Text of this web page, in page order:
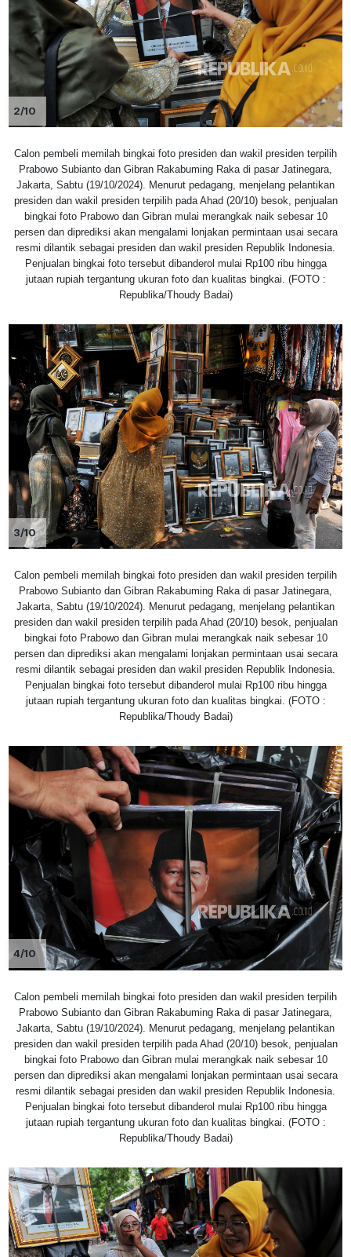
2/10
Calon pembeli memilah bingkai foto presiden dan wakil presiden terpilih
Prabowo Subianto dan Gibran Rakabuming Raka di pasar Jatinegara,
Jakarta, Sabtu (19/10/2024). Menurut pedagang, menjelang pelantikan
presiden dan wakil presiden terpilih pada Ahad (20/10) besok, penjualan
bingkai foto Prabowo dan Gibran mulai merangkak naik sebesar 10
persen dan diprediksi akan mengalami lonjakan permintaan usai secara
resmi dilantik sebagai presiden dan wakil presiden Republik Indonesia.
Penjualan bingkai foto tersebut dibanderol mulai Rp100 ribu hingga
jutaan rupiah tergantung ukuran foto dan kualitas bingkai. (FOTO :
Republika/Thoudy Badai)
3/10
Calon pembeli memilah bingkai foto presiden dan wakil presiden terpilih
Prabowo Subianto dan Gibran Rakabuming Raka di pasar Jatinegara,
Jakarta, Sabtu (19/10/2024). Menurut pedagang, menjelang pelantikan
presiden dan wakil presiden terpilih pada Ahad (20/10) besok, penjualan
bingkai foto Prabowo dan Gibran mulai merangkak naik sebesar 10
persen dan diprediksi akan mengalami lonjakan permintaan usai secara
resmi dilantik sebagai presiden dan wakil presiden Republik Indonesia.
Penjualan bingkai foto tersebut dibanderol mulai Rp100 ribu hingga
jutaan rupiah tergantung ukuran foto dan kualitas bingkai. (FOTO :
Republika/Thoudy Badai)
4/10
Calon pembeli memilah bingkai foto presiden dan wakil presiden terpilih
Prabowo Subianto dan Gibran Rakabuming Raka di pasar Jatinegara,
Jakarta, Sabtu (19/10/2024). Menurut pedagang, menjelang pelantikan
presiden dan wakil presiden terpilih pada Ahad (20/10) besok, penjualan
bingkai foto Prabowo dan Gibran mulai merangkak naik sebesar 10
persen dan diprediksi akan mengalami lonjakan permintaan usai secara
resmi dilantik sebagai presiden dan wakil presiden Republik Indonesia.
Penjualan bingkai foto tersebut dibanderol mulai Rp100 ribu hingga
jutaan rupiah tergantung ukuran foto dan kualitas bingkai. (FOTO :
Republika/Thoudy Badai)